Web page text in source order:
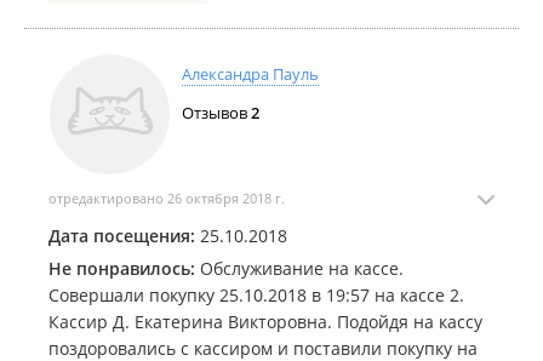
Александра Пауль
Отзывов2
отредактировано 26 октября 2018 г.
Дата посещения: 25.10.2018
Не понравилось: Обслуживание на кассе.
Совершали покупку 25.10.2018 в 19:57 на кассе 2.
Кассир Д. Екатерина Викторовна. Подойдя на кассу
поздоровались с кассиром и поставили покупку на